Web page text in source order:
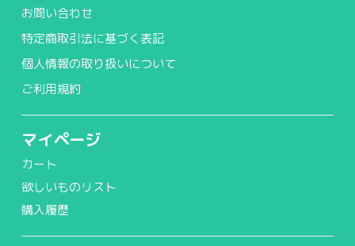
お問い合わせ
特定商取引法に基づく表記
個人情報の取り扱いについて
ご利用規約
マイページ
カート
欲しいものリスト
購入履歴